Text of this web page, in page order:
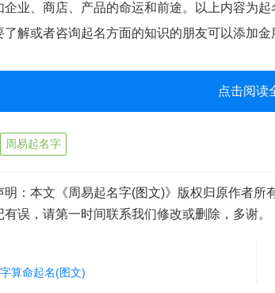
企业、商店、产品的命运和前途。以上内容为
了解或者咨询起名方面的知识的朋友可以添加金
点击阅读
周易起名字
明：本文《周易起名字(图文)》版权归原作者
有误，请第一时间联系我们修改或删除，多谢。
算命起名(图文)